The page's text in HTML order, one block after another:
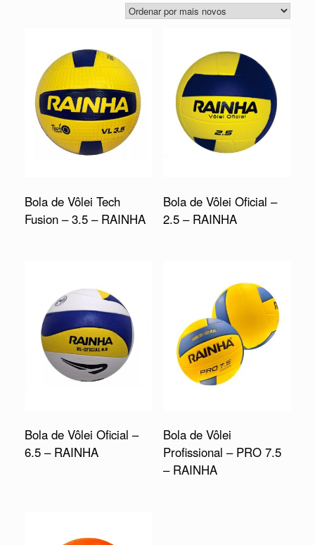
Bola de Vôlei Tech
Fusion – 3.5 – RAINHA
Bola de Vôlei Oficial –
2.5 – RAINHA
Bola de Vôlei Oficial –
6.5 – RAINHA
Bola de Vôlei
Profissional – PRO 7.5
– RAINHA